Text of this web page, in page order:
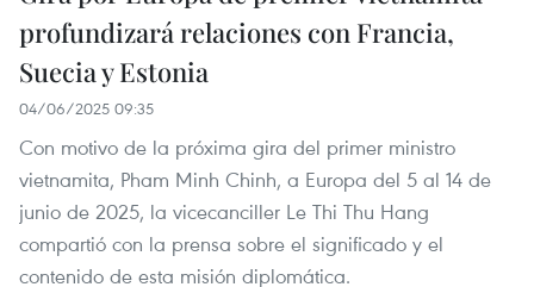
profundizará relaciones con Francia,
Suecia y Estonia
04/06/2025 09:35
Con motivo de la próxima gira del primer ministro
vietnamita, Pham Minh Chinh, a Europa del 5 al 14 de
junio de 2025, la vicecanciller Le Thi Thu Hang
compartió con la prensa sobre el significado y el
contenido de esta misión diplomática.